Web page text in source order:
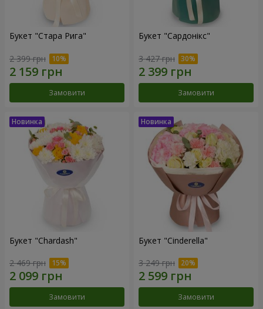
Букет "Стара Рига"
2 399 грн
Замовити
Букет "Сардонікс"
3 427 грн
Замовити
Букет "Chardash"
2 469 грн
Замовити
Букет "Cinderella"
3 249 грн
Замовити